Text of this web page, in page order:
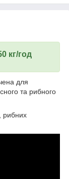
кг/год
для
та рибного
рибних